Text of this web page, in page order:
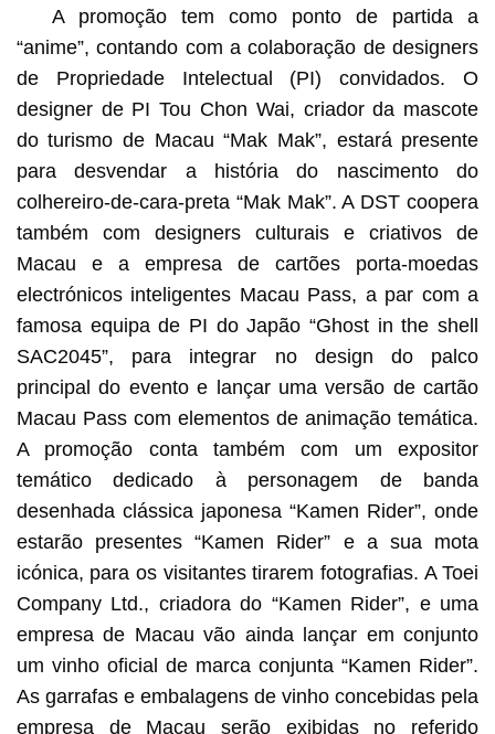
A promoção tem como ponto de partida a
“anime”, contando com a colaboração de designers
de Propriedade Intelectual (PI) convidados. O
designer de PI Tou Chon Wai, criador da mascote
do turismo de Macau “Mak Mak”, estará presente
para desvendar a história do nascimento do
colhereiro-de-cara-preta “Mak Mak”. A DST coopera
também com designers culturais e criativos de
Macau e a empresa de cartões porta-moedas
electrónicos inteligentes Macau Pass, a par com a
famosa equipa de PI do Japão “Ghost in the shell
SAC2045”, para integrar no design do palco
principal do evento e lançar uma versão de cartão
Macau Pass com elementos de animação temática.
A promoção conta também com um expositor
temático dedicado à personagem de banda
desenhada clássica japonesa “Kamen Rider”, onde
estarão presentes “Kamen Rider” e a sua mota
icónica, para os visitantes tirarem fotografias. A Toei
Company Ltd., criadora do “Kamen Rider”, e uma
empresa de Macau vão ainda lançar em conjunto
um vinho oficial de marca conjunta “Kamen Rider”.
As garrafas e embalagens de vinho concebidas pela
empresa de Macau serão exibidas no referido